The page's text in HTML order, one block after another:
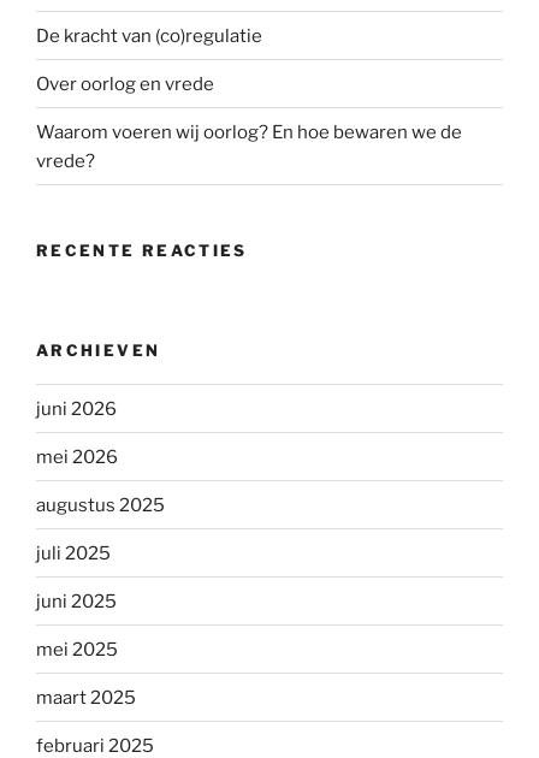
De kracht van (co)regulatie
Over oorlog en vrede
Waarom voeren wij oorlog? En hoe bewaren we de
vrede?
RECENTE REACTIES
ARCHIEVEN
juni 2026
mei 2026
augustus 2025
juli 2025
juni 2025
mei 2025
maart 2025
februari 2025